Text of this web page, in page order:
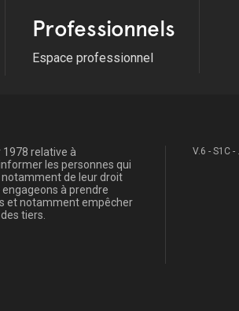
Professionnels
Espace professionnel
relative à
les personnes qui
de leur droit
à prendre
et notamment empêcher
tiers.
V.6 - S1C